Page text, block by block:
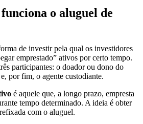
o aluguel de
de investir pela qual os investidores
emprestado” ativos por certo tempo.
participantes: o doador ou dono do
por fim, o agente custodiante.
é aquele que, a longo prazo, empresta
tempo determinado. A ideia é obter
com o aluguel.